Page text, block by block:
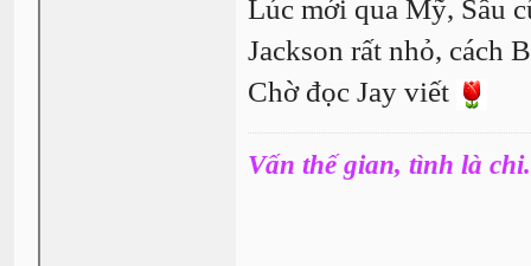
Lúc mới qua Mỹ, Sầu
Jackson rất nhỏ, cách
Chờ đọc Jay viết
Vấn thế gian, tình là